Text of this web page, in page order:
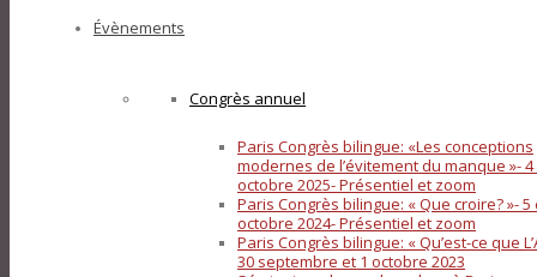
Évènements
Congrès annuel
Paris Congrès bilingue: «Les conceptions
modernes de l’évitement du manque »- 4
octobre 2025- Présentiel et zoom
Paris Congrès bilingue: « Que croire? »- 5
octobre 2024- Présentiel et zoom
Paris Congrès bilingue: « Qu’est-ce que
30 septembre et 1 octobre 2023